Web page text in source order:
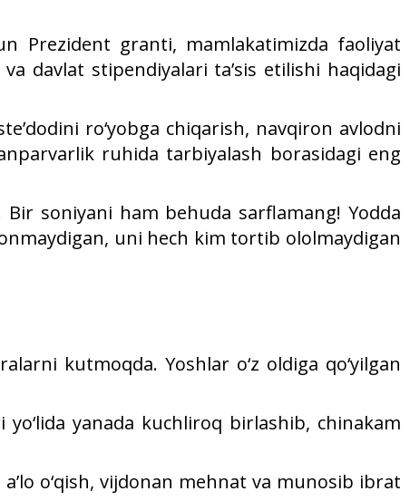
Prezident granti, mamlakatimizda faoliyat
davlat stipendiyalari ta’sis etilishi haqidagi
ro‘yobga chiqarish, navqiron avlodni
ruhida tarbiyalash borasidagi eng
soniyani ham behuda sarflamang! Yodda
uni hech kim tortib ololmaydigan
kutmoqda. Yoshlar o‘z oldiga qo‘yilgan
yanada kuchliroq birlashib, chinakam
o‘qish, vijdonan mehnat va munosib ibrat